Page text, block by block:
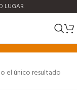
LUGAR
el único resultado